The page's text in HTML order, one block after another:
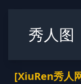
秀人图
[XiuRen秀人